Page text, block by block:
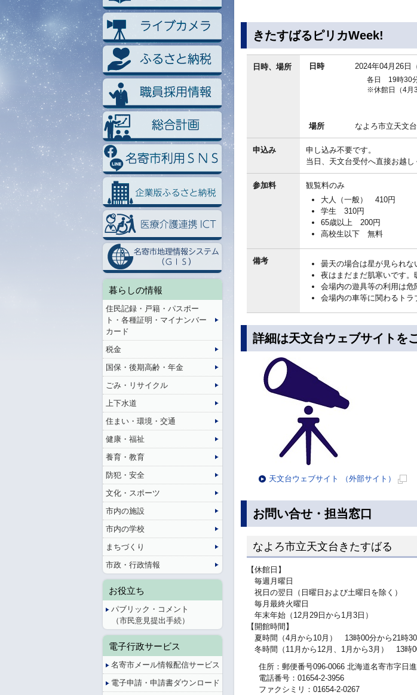
きたすばるピリカWeek!
日時、場所 日時 2024年04月26日
各日 19時30
※休館日（4月
場所 なよろ市立天文
申込み
申し込み不要です。
当日、天文台受付へ直接お越し
参加料
観覧料のみ
大人（一般） 410円
学生 310円
65歳以上 200円
高校生以下 無料
備考
曇天の場合は星が見られな
夜はまだまだ肌寒いです。
会場内の遊具等の利用は危
会場内の車等に関わるトラ
詳細は天文台ウェブサイトを
天文台ウェブサイト （外部サイト）
で
お問い合せ・担当窓口
なよろ市立天文台きたすばる
【休館日】
毎週月曜日
祝日の翌日（日曜日および土曜日を除く）
毎月最終火曜日
年末年始（12月29日から1月3日）
【開館時間】
夏時間（4月から10月） 13時00分から21時
冬時間（11月から12月、1月から3月） 13時
住所：郵便番号096-0066 北海道名寄市字日
電話番号：01654-2-3956
ファクシミリ：01654-2-0267
暮らしの情報
住民記録・戸籍・パスポー
ト・各種証明・マイナンバー
カード
税金
国保・後期高齢・年金
ごみ・リサイクル
上下水道
住まい・環境・交通
健康・福祉
養育・教育
防犯・安全
文化・スポーツ
市内の施設
市内の学校
まちづくり
市政・行政情報
お役立ち
パブリック・コメント
（市民意見提出手続）
電子行政サービス
名寄市メール情報配信サービス
電子申請・申請書ダウンロード